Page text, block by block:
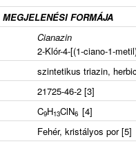
FORMÁJA
Cianazin
2-Klór-4-[(1-ciano-1-
szintetikus triazin,
21725-46-2 [3]
C9H13ClN6 [4]
Fehér, kristályos por [5]